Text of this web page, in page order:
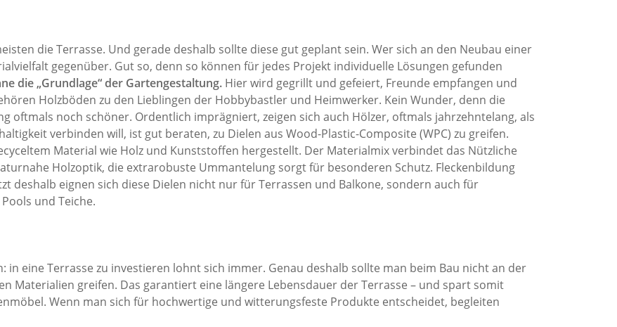
die Terrasse. Und gerade deshalb sollte diese gut geplant sein. Wer sich an den Neubau einer
gegenüber. Gut so, denn so können für jedes Projekt individuelle Lösungen gefunden
die „Grundlage“ der Gartengestaltung. Hier wird gegrillt und gefeiert, Freunde empfangen und
Holzböden zu den Lieblingen der Hobbybastler und Heimwerker. Kein Wunder, denn die
oftmals noch schöner. Ordentlich imprägniert, zeigen sich auch Hölzer, oftmals jahrzehntelang, als
verbinden will, ist gut beraten, zu Dielen aus Wood-Plastic-Composite (WPC) zu greifen.
Material wie Holz und Kunststoffen hergestellt. Der Materialmix verbindet das Nützliche
Holzoptik, die extrarobuste Ummantelung sorgt für besonderen Schutz. Fleckenbildung
deshalb eignen sich diese Dielen nicht nur für Terrassen und Balkone, sondern auch für
und Teiche.
in eine Terrasse zu investieren lohnt sich immer. Genau deshalb sollte man beim Bau nicht an der
Materialien greifen. Das garantiert eine längere Lebensdauer der Terrasse – und spart somit
Wenn man sich für hochwertige und witterungsfeste Produkte entscheidet, begleiten